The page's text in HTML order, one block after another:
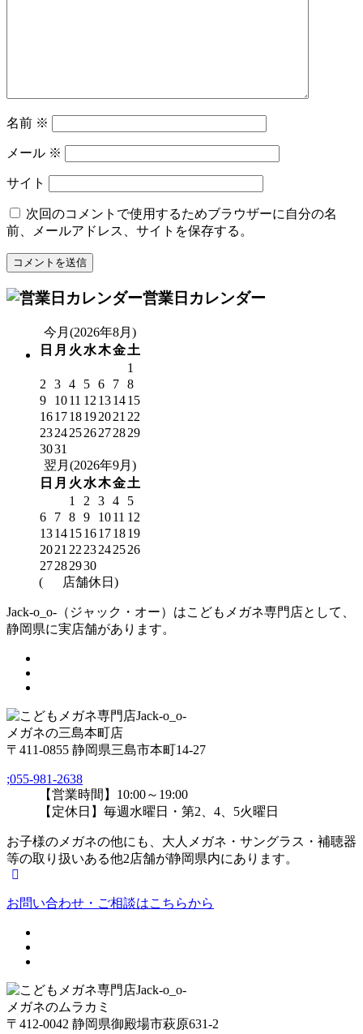
名前 ※
メール ※
サイト
次回のコメントで使用するためブラウザーに自分の名
前、メールアドレス、サイトを保存する。
営業日カレンダー
今月(2026年8月)
日 月 火 水木金土
1
2
3 4 5 6 7 8
9
1011 12 131415
161718192021 22
23242526272829
3031
翌月(2026年9月)
日 月 火 水木金土
1
2 3 4
5
6
7 8 9 1011 12
13141516171819
2021 22 23242526
27282930
(
店舗休日)
Jack-o_o-（ジャック・オー）はこどもメガネ専門店として、
静岡県に実店舗があります。
メガネの三島本町店
〒411-0855 静岡県三島市本町14-27
;055-981-2638
【営業時間】10:00～19:00
【定休日】毎週水曜日・第2、4、5火曜日
お子様のメガネの他にも、大人メガネ・サングラス・補聴器
等の取り扱いある他2店舗が静岡県内にあります。
お問い合わせ・ご相談はこちらから
メガネのムラカミ
〒412-0042 静岡県御殿場市萩原631-2